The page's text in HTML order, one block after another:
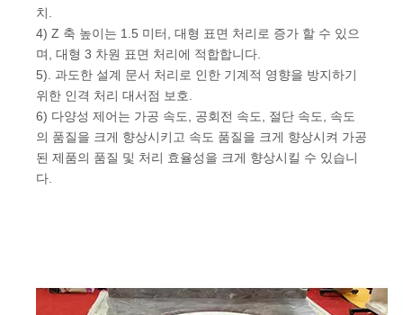
치.
4) Z 축 높이는 1.5 미터, 대형 표면 처리로 증가 할 수 있으
며, 대형 3 차원 표면 처리에 적합합니다.
5). 과도한 설계 문서 처리로 인한 기계적 영향을 방지하기
위한 인격 처리 대서점 보호.
6) 다양성 제어는 가공 속도, 공회전 속도, 절단 속도, 속도
의 품질을 크게 향상시키고 속도 품질을 크게 향상시켜 가공
된 제품의 품질 및 처리 효율성을 크게 향상시킬 수 있습니
다.